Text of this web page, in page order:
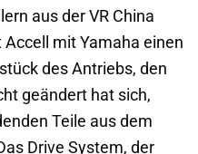
aus der VR China
mit Yamaha einen
des Antriebs, den
geändert hat sich,
Teile aus dem
Drive System, der